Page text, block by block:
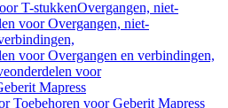
T-stukkenOvergangen, niet-
voor Overgangen, niet-
voor Overgangen en verbindingen,
voor
Mapress
Toebehoren voor Geberit Mapress